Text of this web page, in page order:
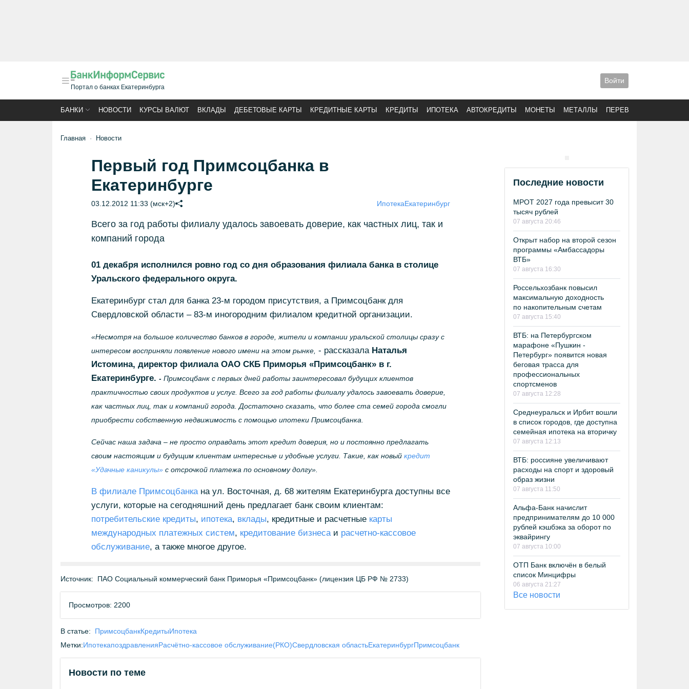
Портал о банках Екатеринбурга
Войти
БАНКИ НОВОСТИ КУРСЫ ВАЛЮТ ВКЛАДЫ ДЕБЕТОВЫЕ КАРТЫ КРЕДИТНЫЕ КАРТЫ КРЕДИТЫ ИПОТЕКА АВТОКРЕДИТЫ МОНЕТЫ МЕТАЛЛЫ ПЕРЕВОДЫ
Главная Новости
Первый год Примсоцбанка в
Екатеринбурге
03.12.2012 11:33 (мск+2) ИпотекаЕкатеринбург
Всего за год работы филиалу удалось завоевать доверие, как частных лиц, так и
компаний города
01 декабря исполнился ровно год со дня образования филиала банка в столице
Уральского федерального округа.
Екатеринбург стал для банка 23-м городом присутствия, а Примсоцбанк для
Свердловской области – 83-м иногородним филиалом кредитной организации.
«Несмотря на большое количество банков в городе, жители и компании уральской столицы сразу с
интересом восприняли появление нового имени на этом рынке, - рассказала Наталья
Истомина, директор филиала ОАО СКБ Приморья «Примсоцбанк» в г.
Екатеринбурге. -Примсоцбанк с первых дней работы заинтересовал будущих клиентов
практичностью своих продуктов и услуг. Всего за год работы филиалу удалось завоевать доверие,
как частных лиц, так и компаний города. Достаточно сказать, что более ста семей города смогли
приобрести собственную недвижимость с помощью ипотеки Примсоцбанка.
Сейчас наша задача – не просто оправдать этот кредит доверия, но и постоянно предлагать
своим настоящим и будущим клиентам интересные и удобные услуги. Такие, как новый кредит
«Удачные каникулы»с отсрочкой платежа по основному долгу».
В филиале Примсоцбанкана ул. Восточная, д. 68 жителям Екатеринбурга доступны все
услуги, которые на сегодняшний день предлагает банк своим клиентам:
потребительские кредиты, ипотека, вклады, кредитные и расчетные карты
международных платежных систем, кредитование бизнесаи расчетно-кассовое
обслуживание, а также многое другое.
Источник: ПАО Социальный коммерческий банк Приморья «Примсоцбанк» (лицензия ЦБ РФ № 2733)
Просмотров: 2200
В статье: ПримсоцбанкКредитыИпотека
Метки:ИпотекапоздравленияРасчётно-кассовое обслуживание(РКО)Свердловская областьЕкатеринбургПримсоцбанк
Новости по теме
Последние новости
МРОТ 2027 года превысит 30
тысяч рублей
07 августа 20:46
Открыт набор на второй сезон
программы «Амбассадоры
ВТБ»
07 августа 16:30
Россельхозбанк повысил
максимальную доходность
по накопительным счетам
07 августа 15:40
ВТБ: на Петербургском
марафоне «Пушкин -
Петербург» появится новая
беговая трасса для
профессиональных
спортсменов
07 августа 12:28
Среднеуральск и Ирбит вошли
в список городов, где доступна
семейная ипотека на вторичку
07 августа 12:13
ВТБ: россияне увеличивают
расходы на спорт и здоровый
образ жизни
07 августа 11:50
Альфа-Банк начислит
предпринимателям до 10 000
рублей кэшбэка за оборот по
эквайрингу
07 августа 10:00
ОТП Банк включён в белый
список Минцифры
06 августа 21:27
Все новости